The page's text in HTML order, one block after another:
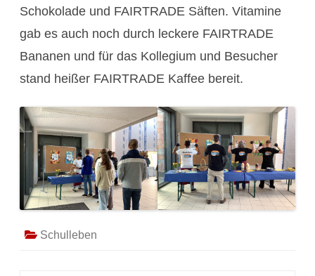
Schokolade und FAIRTRADE Säften. Vitamine
gab es auch noch durch leckere FAIRTRADE
Bananen und für das Kollegium und Besucher
stand heißer FAIRTRADE Kaffee bereit.
Schulleben